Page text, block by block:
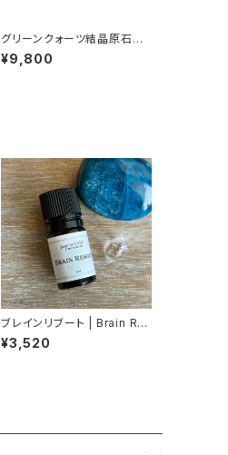
グリーンクォーツ結晶原石｜
ロシア（ダルネゴルスク）産
¥9,800
ブレインリブート | Brain Re
boot 5ml
¥3,520